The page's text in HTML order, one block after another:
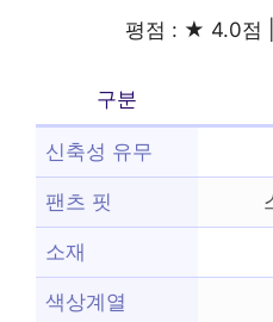
평점 : ★ 4.0점
구분
신축성 유무
팬츠 핏
소재
색상계열